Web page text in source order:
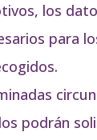
los
para
podrán